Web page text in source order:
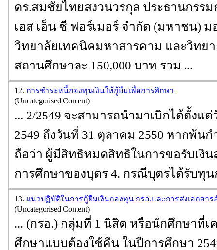
ดร.สมชัยไทยสงวนวรกุล ประธานกรรมการบริหาร บริษัท
เอส เอ็น ซี ฟอร์เม
วิทยาลัยเทคนิคมหาสารคาม และวิทยาลัยเทคนิคร้อยเอ็ด
สถานศึกษาละ 150,000 บาท รวม ...
12. การชำระหนี้กองทุนเงินให้กู้ยืมเพื่อการศึกษา
(Uncategorised Content)
... 2/2549 จะสามารถนำมาเบิกได้ตั้งแ
2549 ถึงวันที่ 31 ตุลาคม 2550 หากพ้น
ถือว่า ผู้มีสิทธิหมดสิทธิในการขอรับเงิน
การศึกษาของบุตร 4. กรณีบุตรได้รับทุน
13. แนวปฏิบัติในการกู้ยืมเงินกองทุน กรอ.และการส่งเอกสา
(Uncategorised Content)
... (กรอ.) กลุ่มที่ 1 นิสิต หรือนักศึกษาที่
ศึกษาแบบต้องใช้คืน ในปีการศึกษา